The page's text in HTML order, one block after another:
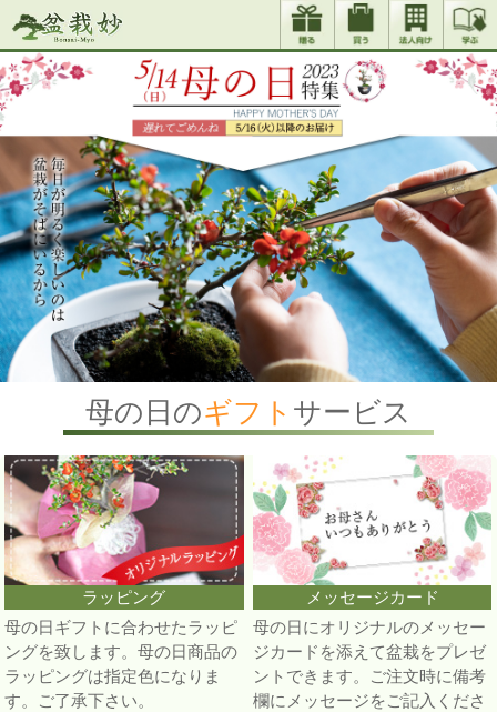
母の日のギフト サービス
ラッピング
母の日ギフトに合わせたラッピ
ングを致します。母の日商品の
ラッピングは指定色になりま
す。ご了承下さい。
メッセージカード
母の日にオリジナルのメッセー
ジカードを添えて盆栽をプレゼ
ントできます。ご注文時に備考
欄にメッセージをご記入くださ